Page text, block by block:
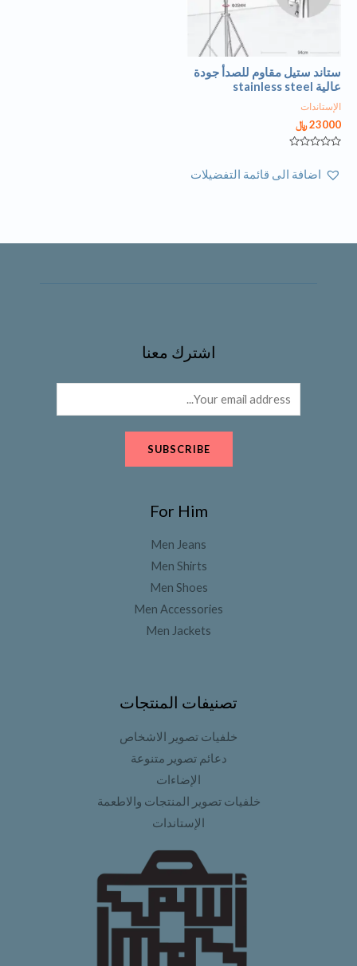
ستاند ستيل مقاوم للصدأ جودة
عالية stainless steel
الإستاندات
23000﷼
0
اضافة الى قائمة التفضيلات
اشترك معنا
SUBSCRIBE
For Him
Men Jeans
Men Shirts
Men Shoes
Men Accessories
Men Jackets
تصنيفات المنتجات
خلفيات تصوير الاشخاص
دعائم تصوير متنوعة
الإضاءات
خلفيات تصوير المنتجات والاطعمة
الإستاندات